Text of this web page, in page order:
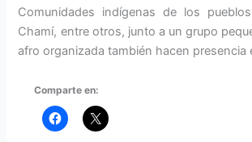
Comunidades indígenas de los
Chamí, entre otros, junto a un grupo
afro organizada también hacen presencia
Comparte en: